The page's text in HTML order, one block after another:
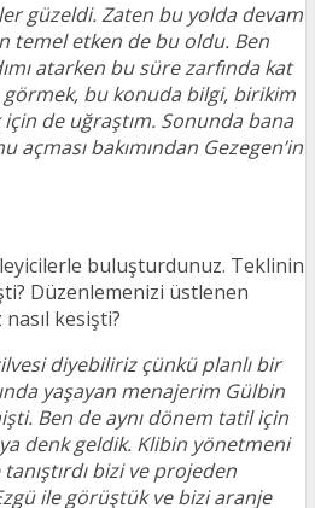
güzeldi. Zaten bu yolda devam
temel etken de bu oldu. Ben
atarken bu süre zarfında kat
görmek, bu konuda bilgi, birikim
de uğraştım. Sonunda bana
açması bakımından Gezegen’in
buluşturdunuz. Teklinin
Düzenlemenizi üstlenen
kesişti?
diyebiliriz çünkü planlı bir
yaşayan menajerim Gülbin
Ben de aynı dönem tatil için
denk geldik. Klibin yönetmeni
bizi ve projeden
ile görüştük ve bizi aranje